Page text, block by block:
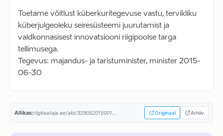
Toetame võitlust küberkuritegevuse vastu, tervikliku
küberjulgeoleku seiresüsteemi juurutamist ja
valdkonnasisest innovatsiooni riigipoolse targa
tellimusega.
Tegevus: majandus- ja taristuminister, minister 2015-
06-30
Allikas:riigiteataja.ee/akt/329052015001... Originaal Arhiiv